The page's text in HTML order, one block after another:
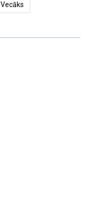
Vecāks